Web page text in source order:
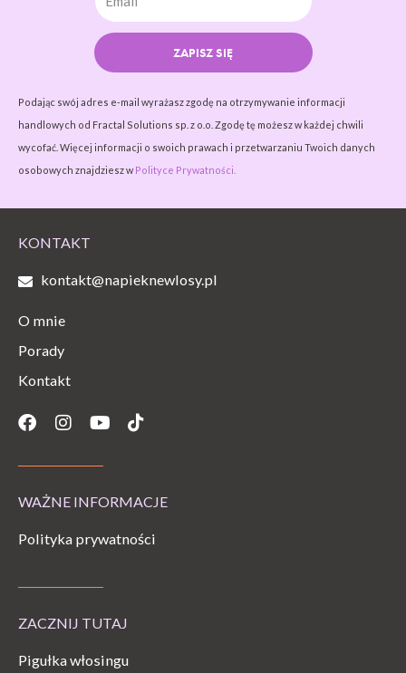
ZAPISZ SIĘ
Podając swój adres e-mail wyrażasz zgodę na otrzymywanie informacji
handlowych od Fractal Solutions sp. z o.o. Zgodę tę możesz w każdej chwili
wycofać. Więcej informacji o swoich prawach i przetwarzaniu Twoich danych
osobowych znajdziesz w Polityce Prywatności.
KONTAKT
kontakt@napieknewlosy.pl
O mnie
Porady
Kontakt
Facebook
Instagram
YoutubeTiktok
WAŻNE INFORMACJE
Polityka prywatności
ZACZNIJ TUTAJ
Pigułka włosingu